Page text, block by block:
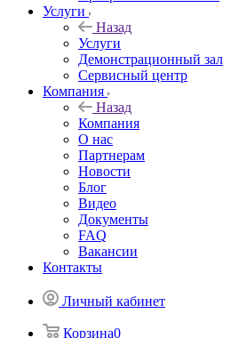
Услуги
Назад
Услуги
Демонстрационный зал
Сервисный центр
Компания
Назад
Компания
О нас
Партнерам
Новости
Блог
Видео
Документы
FAQ
Вакансии
Контакты
Личный кабинет
Корзина0